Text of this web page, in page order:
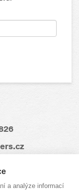
a analýze informací